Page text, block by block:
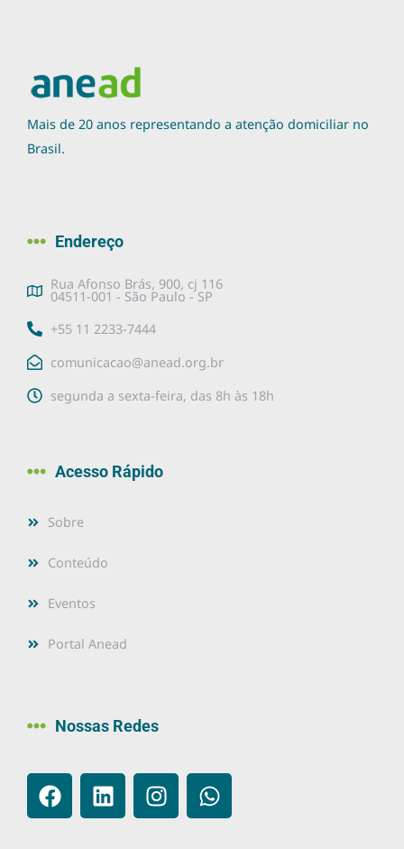
Mais de 20 anos representando a atenção domiciliar no
Brasil.
Endereço
Rua Afonso Brás, 900, cj 116
04511-001 - São Paulo - SP
+55 11 2233-7444
comunicacao@anead.org.br
segunda a sexta-feira, das 8h às 18h
Acesso Rápido
Sobre
Conteúdo
Eventos
Portal Anead
Nossas Redes